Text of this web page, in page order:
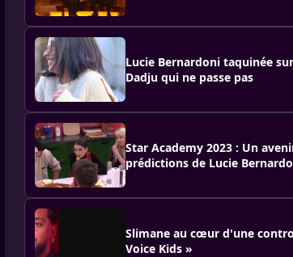
Lucie Bernardoni taquinée
Dadju qui ne passe pas
Star Academy 2023 : Un
prédictions de Lucie
Slimane au cœur d'une
Voice Kids »